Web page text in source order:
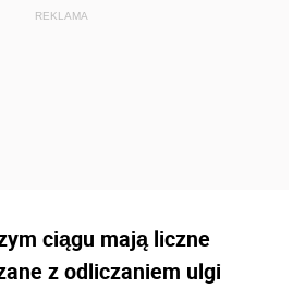
ciągu mają liczne
z odliczaniem ulgi